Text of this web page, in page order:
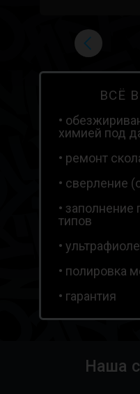
•
химией под
• ремонт
• сверление
•
типов
•
• полировка
• гарантия
ВСË
Наша